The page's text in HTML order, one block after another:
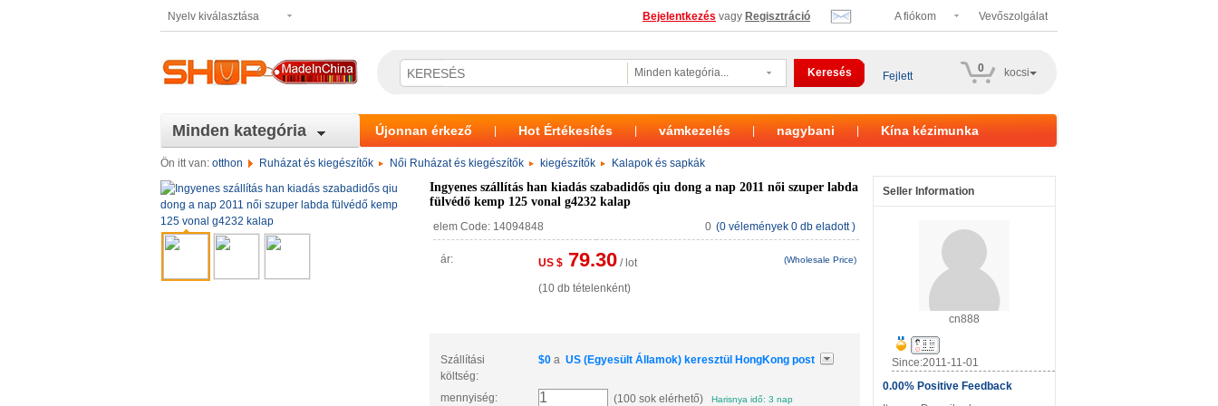
Vevőszolgálat
A fiókom
Bejelentkezés vagy Regisztráció
Nyelv kiválasztása
Minden kategória... Fejlett
0 kocsi
Minden kategória Újonnan érkező Hot Értékesítés vámkezelés nagybani Kína kézimunka
Ön itt van: otthon Ruházat és kiegészítők Női Ruházat és kiegészítők kiegészítők Kalapok és sapkák
Ingyenes szállítás han kiadás szabadidős qiu dong a nap 2011 női szuper labda
fülvédő kemp 125 vonal g4232 kalap
elem Code: 14094848 (0 vélemények 0 db eladott )
0
ár: US $ 79.30 / lot (Wholesale Price)
(10 db tételenként)
Szállítási
költség:
$0 a US (Egyesült Államok) keresztül HongKong post
mennyiség: (100 sok elérhető) Harisnya idő: 3 nap
Seller Information
cn888
Since:2011-11-01
0.00% Positive Feedback